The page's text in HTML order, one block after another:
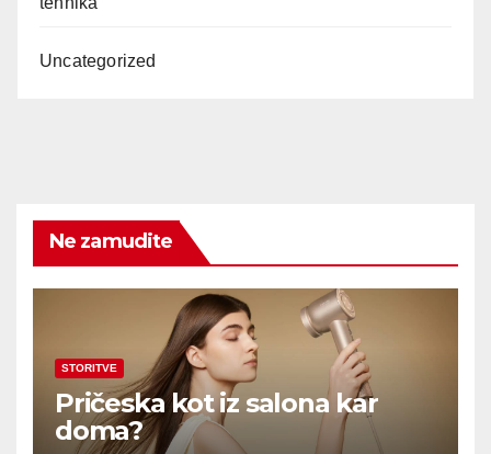
Uncategorized
Ne zamudite
STORITVE
Pričeska kot iz salona kar
doma?